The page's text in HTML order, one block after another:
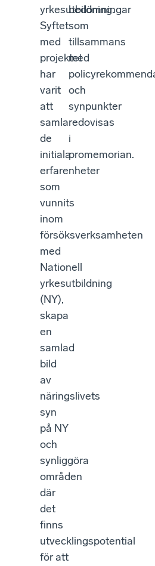
yrkesutbildning.
Syftet
med
projektet
har
varit
att
samla
de
initiala
erfarenheter
som
vunnits
inom
försöksverksamheten
med
Nationell
yrkesutbildning
(NY),
skapa
en
samlad
bild
av
näringslivets
syn
på NY
och
synliggöra
områden
där
det
finns
utvecklingspotential
för att
bedömningar
som
tillsammans
med
och
synpunkter
redovisas
i
promemorian.